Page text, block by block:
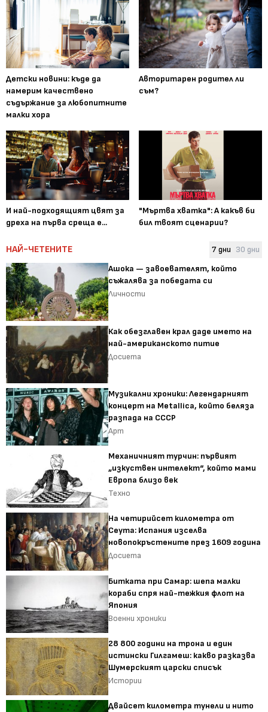
Детски новини: къде да
намерим качествено
съдържание за любопитните
малки хора
Авторитарен родител ли
съм?
И най-подходящият цвят за
дреха на първа среща е...
"Мъртва хватка": А какъв би
бил твоят сценарии?
НАЙ-ЧЕТЕНИТЕ 7 дни 30 дни
Ашока — завоевателят, който
съжалява за победата си
Личности
Как обезглавен крал даде името на
най-американското питие
Досиета
Музикални хроники: Легендарният
концерт на Metallica, който беляза
разпада на СССР
Арт
Механичният турчин: първият
„изкуствен интелект“, който мами
Европа близо век
Техно
На четирийсет километра от
Сеута: Испания изселва
новопокръстените през 1609 година
Досиета
Битката при Самар: шепа малки
кораби спря най-тежкия флот на
Япония
Военни хроники
28 800 години на трона и един
истински Гилгамеш: какво разказва
Шумерският царски списък
Истории
Двайсет километра тунели и нито